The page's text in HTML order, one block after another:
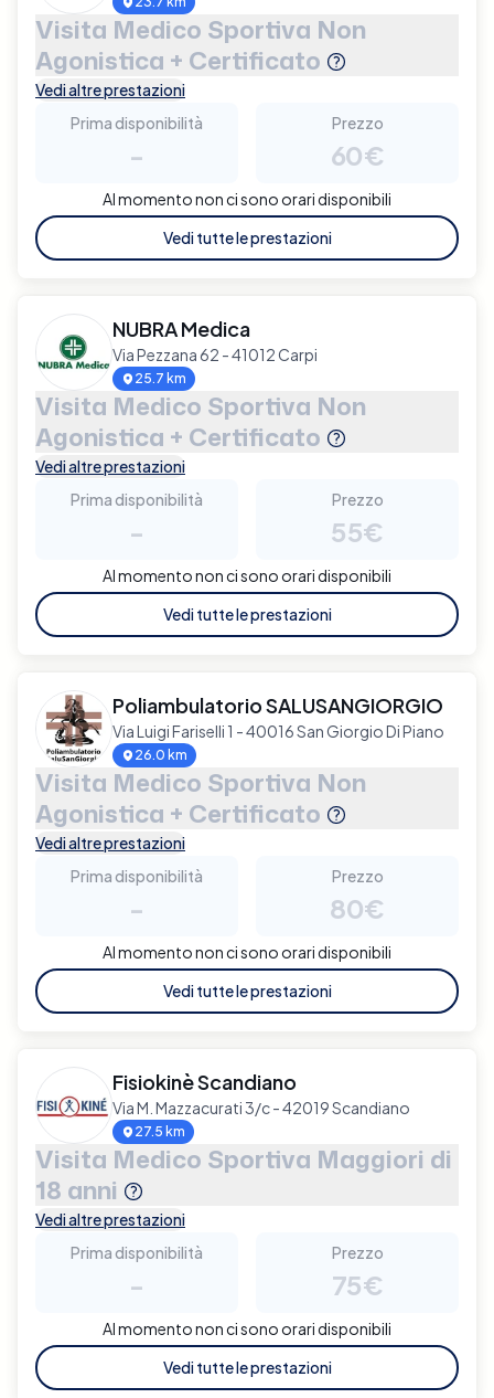
Visita Medico Sportiva Non
Agonistica + Certificato
Vedi altre prestazioni
Prima disponibilità
-
Prezzo
60€
Al momento non ci sono orari disponibili
Vedi tutte le prestazioni
NUBRA Medica
Via Pezzana 62 - 41012 Carpi
25.7 km
Visita Medico Sportiva Non
Agonistica + Certificato
Vedi altre prestazioni
Prima disponibilità
-
Prezzo
55€
Al momento non ci sono orari disponibili
Vedi tutte le prestazioni
Poliambulatorio SALUSANGIORGIO
Via Luigi Fariselli 1 - 40016 San Giorgio Di Piano
26.0 km
Visita Medico Sportiva Non
Agonistica + Certificato
Vedi altre prestazioni
Prima disponibilità
-
Prezzo
80€
Al momento non ci sono orari disponibili
Vedi tutte le prestazioni
Fisiokinè Scandiano
Via M. Mazzacurati 3/c - 42019 Scandiano
27.5 km
Visita Medico Sportiva Maggiori di
18 anni
Vedi altre prestazioni
Prima disponibilità
-
Prezzo
75€
Al momento non ci sono orari disponibili
Vedi tutte le prestazioni